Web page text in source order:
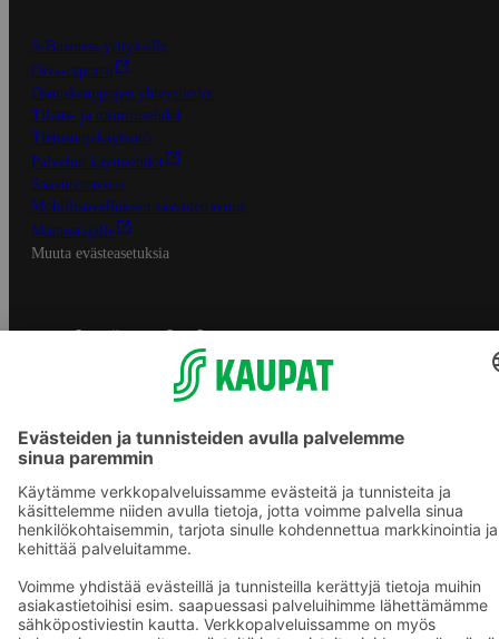
S-Business yrityksille
Oiva-raportit
Osuuskauppojen yhteystiedot
Tilaus- ja toimitusehdot
Tietosuojakäytäntö
Palvelun käyttöehdot
Saavutettavuus
Mobiilisovelluksen saavutettavuus
Mainostajalle
Muuta evästeasetuksia
S-ryhmän palvelut
Asiakasomistajuus
Yhteishyvä Ruoka -sovellus
Prisma.fi
Sokos.fi
S-Pankki
Sokos Hotels
Raflaamo